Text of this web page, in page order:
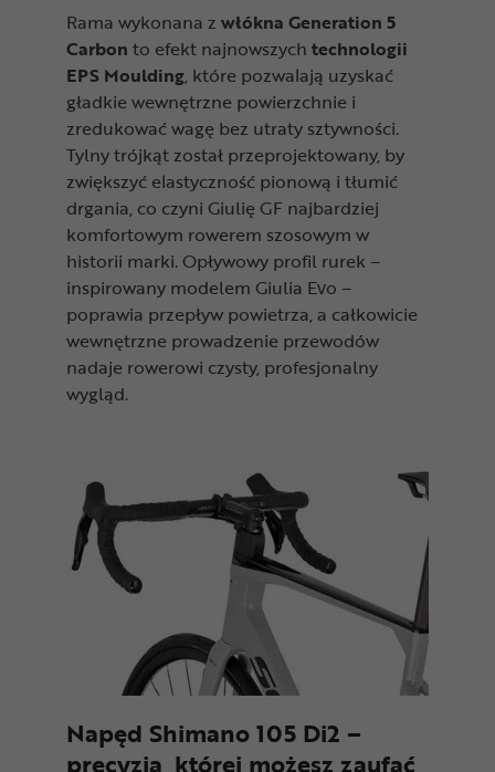
Rama wykonana z włókna Generation 5
Carbon to efekt najnowszych technologii
EPS Moulding, które pozwalają uzyskać
gładkie wewnętrzne powierzchnie i
zredukować wagę bez utraty sztywności.
Tylny trójkąt został przeprojektowany, by
zwiększyć elastyczność pionową i tłumić
drgania, co czyni Giulię GF najbardziej
komfortowym rowerem szosowym w
historii marki. Opływowy profil rurek –
inspirowany modelem Giulia Evo –
poprawia przepływ powietrza, a całkowicie
wewnętrzne prowadzenie przewodów
nadaje rowerowi czysty, profesjonalny
wygląd.
Napęd Shimano 105 Di2 –
precyzja, której możesz zaufać